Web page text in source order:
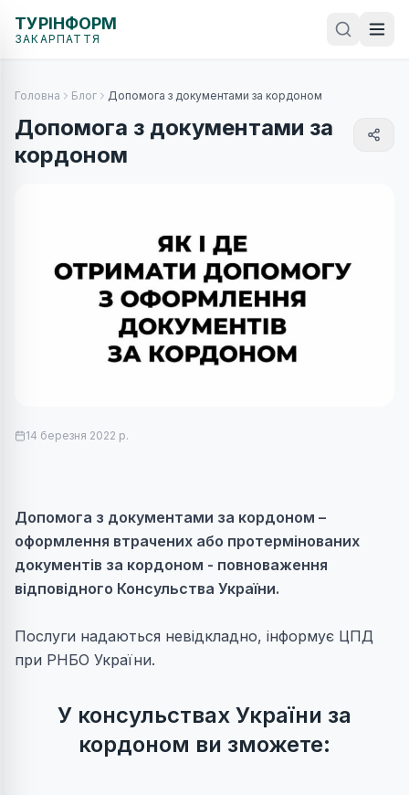
ТУРІНФОРМ
ЗАКАРПАТТЯ
Головна Блог Допомога з документами за кордоном
Допомога з документами за
кордоном
14 березня 2022 р.
Допомога з документами за кордоном –
оформлення втрачених або протермінованих
документів за кордоном - повноваження
відповідного Консульства України.
Послуги надаються невідкладно, інформує ЦПД
при РНБО України.
У консульствах України за
кордоном ви зможете: